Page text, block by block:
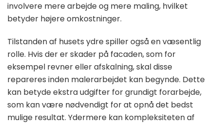
involvere mere arbejde og mere maling, hvilket
betyder højere omkostninger.
Tilstanden af husets ydre spiller også en væsentlig
rolle. Hvis der er skader på facaden, som for
eksempel revner eller afskalning, skal disse
repareres inden malerarbejdet kan begynde. Dette
kan betyde ekstra udgifter for grundigt forarbejde,
som kan være nødvendigt for at opnå det bedst
mulige resultat. Ydermere kan kompleksiteten af